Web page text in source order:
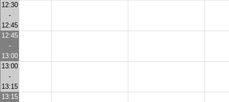
12:30
-
12:45
12:45
-
13:00
13:00
-
13:15
13:15